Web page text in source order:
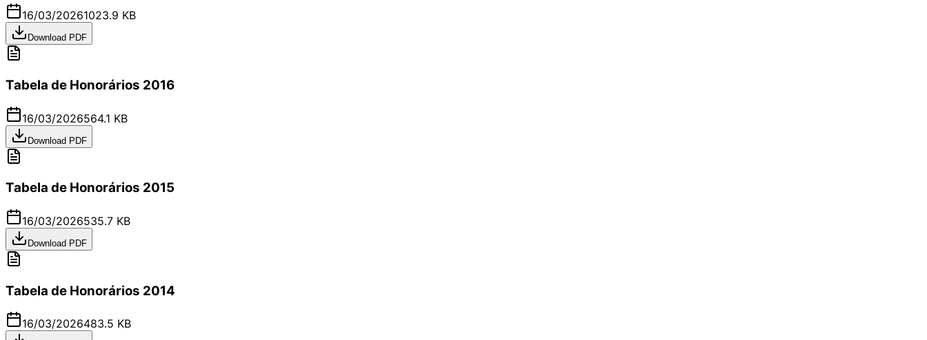
16/03/20261023.9 KB
Download PDF
Tabela de Honorários 2016
16/03/2026564.1 KB
Download PDF
Tabela de Honorários 2015
16/03/2026535.7 KB
Download PDF
Tabela de Honorários 2014
16/03/2026483.5 KB